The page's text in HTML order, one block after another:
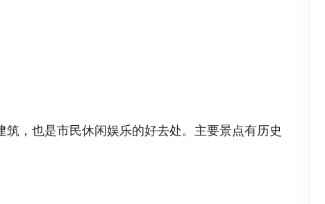
，也是市民休闲娱乐的好去处。主要景点有历史